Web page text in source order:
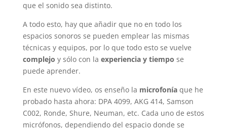
que el sonido sea distinto.
A todo esto, hay que añadir que no en todo los
espacios sonoros se pueden emplear las mismas
técnicas y equipos, por lo que todo esto se vuelve
complejo y sólo con la experiencia y tiempo se
puede aprender.
En este nuevo vídeo, os enseño la microfoníaque he
probado hasta ahora: DPA 4099, AKG 414, Samson
C002, Ronde, Shure, Neuman, etc. Cada uno de estos
micrófonos, dependiendo del espacio donde se